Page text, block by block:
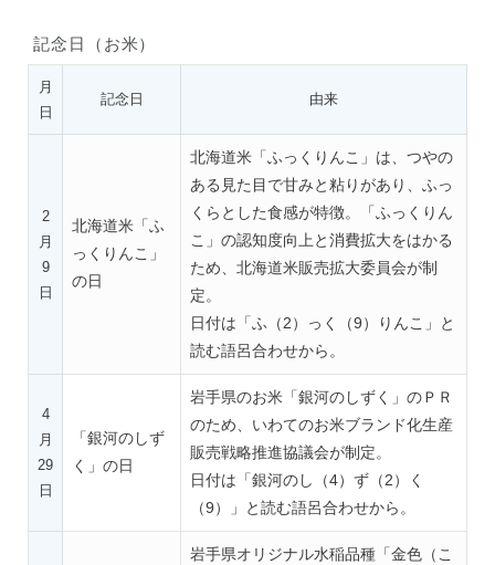
記念日（お米）
月
日
記念日 由来
2
月
9
日
北海道米「ふ
っくりんこ」
の日
北海道米「ふっくりんこ」は、つやの
ある見た目で甘みと粘りがあり、ふっ
くらとした食感が特徴。「ふっくりん
こ」の認知度向上と消費拡大をはかる
ため、北海道米販売拡大委員会が制
定。
日付は「ふ（2）っく（9）りんこ」と
読む語呂合わせから。
4
月
29
日
「銀河のしず
く」の日
岩手県のお米「銀河のしずく」のＰＲ
のため、いわてのお米ブランド化生産
販売戦略推進協議会が制定。
日付は「銀河のし（4）ず（2）く
（9）」と読む語呂合わせから。
岩手県オリジナル水稲品種「金色（こ